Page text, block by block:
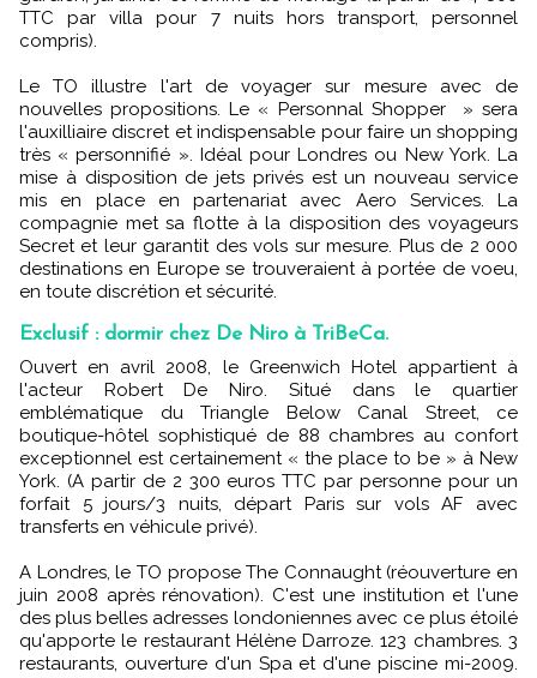
TTC par villa pour 7 nuits hors transport, personnel
compris).
Le TO illustre l'art de voyager sur mesure avec de
nouvelles propositions. Le « Personnal Shopper » sera
l'auxilliaire discret et indispensable pour faire un shopping
très « personnifié ». Idéal pour Londres ou New York. La
mise à disposition de jets privés est un nouveau service
mis en place en partenariat avec Aero Services. La
compagnie met sa flotte à la disposition des voyageurs
Secret et leur garantit des vols sur mesure. Plus de 2 000
destinations en Europe se trouveraient à portée de voeu,
en toute discrétion et sécurité.
Exclusif : dormir chez De Niro à TriBeCa.
Ouvert en avril 2008, le Greenwich Hotel appartient à
l'acteur Robert De Niro. Situé dans le quartier
emblématique du Triangle Below Canal Street, ce
boutique-hôtel sophistiqué de 88 chambres au confort
exceptionnel est certainement « the place to be » à New
York. (A partir de 2 300 euros TTC par personne pour un
forfait 5 jours/3 nuits, départ Paris sur vols AF avec
transferts en véhicule privé).
A Londres, le TO propose The Connaught (réouverture en
juin 2008 après rénovation). C'est une institution et l'une
des plus belles adresses londoniennes avec ce plus étoilé
qu'apporte le restaurant Hélène Darroze. 123 chambres. 3
restaurants, ouverture d'un Spa et d'une piscine mi-2009.